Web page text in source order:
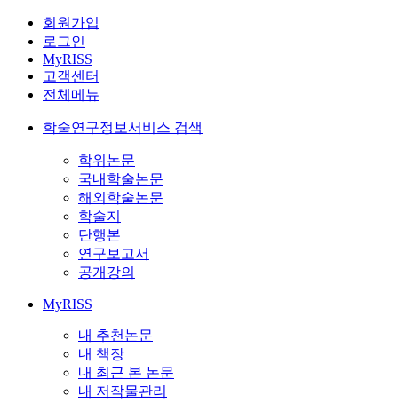
회원가입
로그인
MyRISS
고객센터
전체메뉴
학술연구정보서비스 검색
학위논문
국내학술논문
해외학술논문
학술지
단행본
연구보고서
공개강의
MyRISS
내 추천논문
내 책장
내 최근 본 논문
내 저작물관리